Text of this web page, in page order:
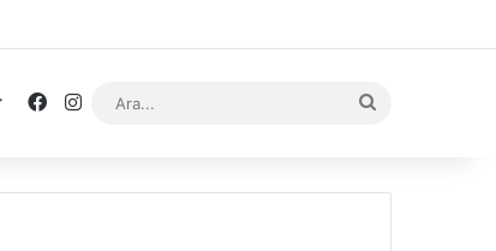
Facebook
Instagram